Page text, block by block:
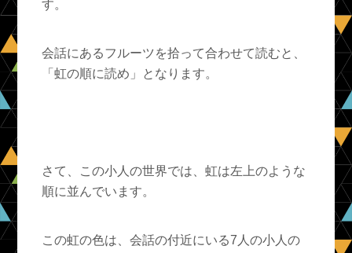
す。
会話にあるフルーツを拾って合わせて読むと、
「虹の順に読め」となります。
さて、この小人の世界では、虹は左上のような
順に並んでいます。
この虹の色は、会話の付近にいる7人の小人の